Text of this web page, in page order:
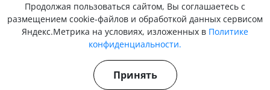
в соцсетях не являются медицинскими услугами и несут
исключительно информационный характер. Для сохранения вашей
конфиденциальности и безопасности мы используем cookies.
Персональные данные не передаются третьим лицам. Оставляя
Действуют мобильные медицинские бригады. Есть противопоказания.
Проконсультируйтесь с врачом. 18+
Продолжая пользоваться сайтом, Вы соглашаетесь с
размещением cookie-файлов и обработкой данных сервисом
Яндекс.Метрика на условиях, изложенных в Политике
конфиденциальности.
Принять